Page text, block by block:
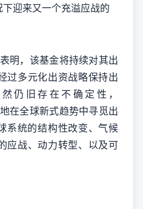
迎来又一个充溢应战的
明，该基金将持续对其出
过多元化出资战略保持出
仍旧存在不确定性，
在全球新式趋势中寻觅出
统的结构性改变、气候
应战、动力转型、以及可